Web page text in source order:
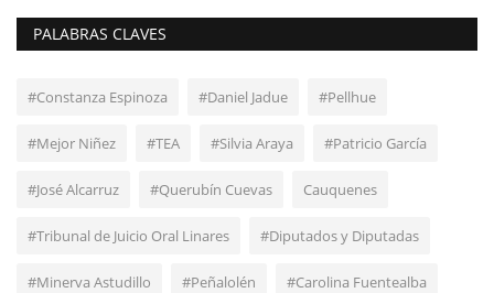
PALABRAS CLAVES
#Constanza Espinoza #Daniel Jadue #Pellhue
#Mejor Niñez #TEA #Silvia Araya #Patricio García
#José Alcarruz #Querubín Cuevas Cauquenes
#Tribunal de Juicio Oral Linares #Diputados y Diputadas
#Minerva Astudillo #Peñalolén #Carolina Fuentealba